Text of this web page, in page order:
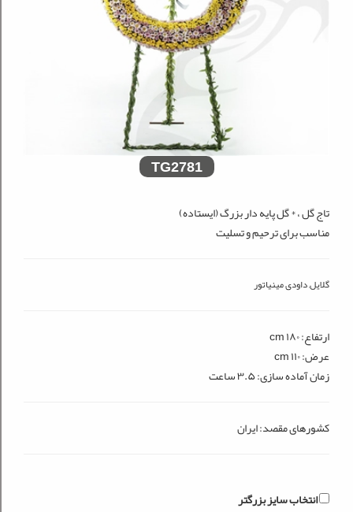
TG2781
تاج گل ، * گل پایه دار بزرگ (ایستاده)
مناسب برای ترحیم و تسلیت
گلایل, داودی مینیاتور
ارتفاع: ۱۸۰ cm
عرض: ۱۱۰ cm
زمان آماده سازی: ۳.۵ ساعت
كشورهای مقصد: ایران
انتخاب سایز بزرگتر